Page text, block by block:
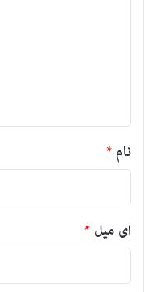
نام *
ای میل *